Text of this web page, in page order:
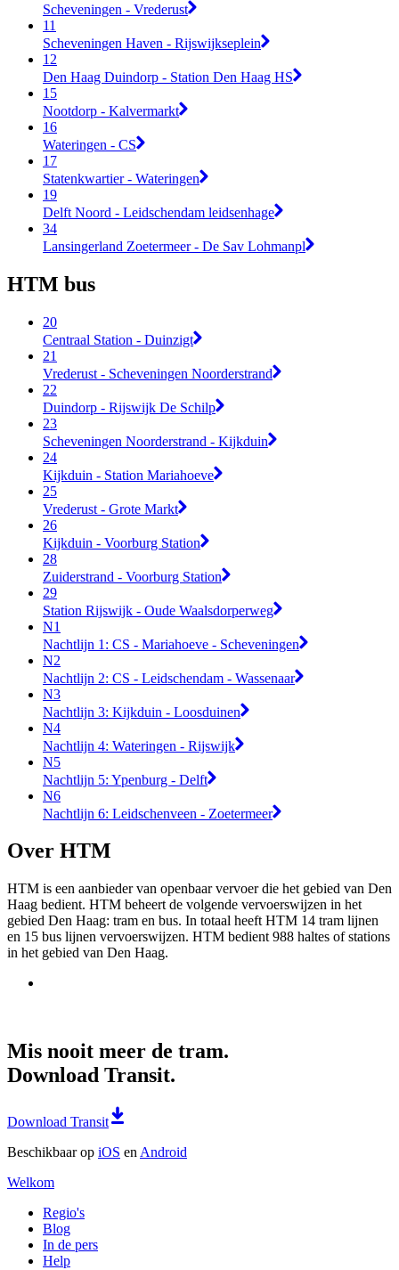
Scheveningen - Vrederust
11
Scheveningen Haven - Rijswijkseplein
12
Den Haag Duindorp - Station Den Haag HS
15
Nootdorp - Kalvermarkt
16
Wateringen - CS
17
Statenkwartier - Wateringen
19
Delft Noord - Leidschendam leidsenhage
34
Lansingerland Zoetermeer - De Sav Lohmanpl
HTM bus
20
Centraal Station - Duinzigt
21
Vrederust - Scheveningen Noorderstrand
22
Duindorp - Rijswijk De Schilp
23
Scheveningen Noorderstrand - Kijkduin
24
Kijkduin - Station Mariahoeve
25
Vrederust - Grote Markt
26
Kijkduin - Voorburg Station
28
Zuiderstrand - Voorburg Station
29
Station Rijswijk - Oude Waalsdorperweg
N1
Nachtlijn 1: CS - Mariahoeve - Scheveningen
N2
Nachtlijn 2: CS - Leidschendam - Wassenaar
N3
Nachtlijn 3: Kijkduin - Loosduinen
N4
Nachtlijn 4: Wateringen - Rijswijk
N5
Nachtlijn 5: Ypenburg - Delft
N6
Nachtlijn 6: Leidschenveen - Zoetermeer
Over HTM
HTM is een aanbieder van openbaar vervoer die het gebied van Den
Haag bedient. HTM beheert de volgende vervoerswijzen in het
gebied Den Haag: tram en bus. In totaal heeft HTM 14 tram lijnen
en 15 bus lijnen vervoerswijzen. HTM bedient 988 haltes of stations
in het gebied van Den Haag.
Mis nooit meer de tram.
Download Transit.
Download Transit
Beschikbaar op iOS en Android
Welkom
Regio's
Blog
In de pers
Help